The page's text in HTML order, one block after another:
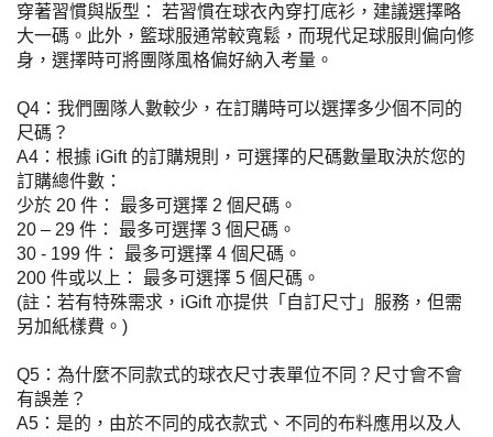
穿著習慣與版型： 若習慣在球衣內穿打底衫，建議選擇略
大一碼。此外，籃球服通常較寬鬆，而現代足球服則偏向修
身，選擇時可將團隊風格偏好納入考量。
Q4：我們團隊人數較少，在訂購時可以選擇多少個不同的
尺碼？
A4：根據 iGift 的訂購規則，可選擇的尺碼數量取決於您的
訂購總件數：
少於 20 件： 最多可選擇 2 個尺碼。
20 – 29 件： 最多可選擇 3 個尺碼。
30 - 199 件： 最多可選擇 4 個尺碼。
200 件或以上： 最多可選擇 5 個尺碼。
(註：若有特殊需求，iGift 亦提供「自訂尺寸」服務，但需
另加紙樣費。)
Q5：為什麼不同款式的球衣尺寸表單位不同？尺寸會不會
有誤差？
A5：是的，由於不同的成衣款式、不同的布料應用以及人